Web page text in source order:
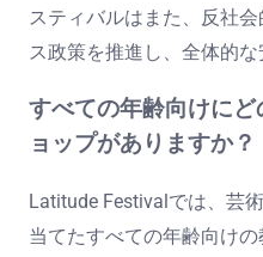
スティバルはまた、反社
ス政策を推進し、全体的な
すべての年齢向けに
ョップがありますか？
Latitude Festivalでは、芸
当てたすべての年齢向け